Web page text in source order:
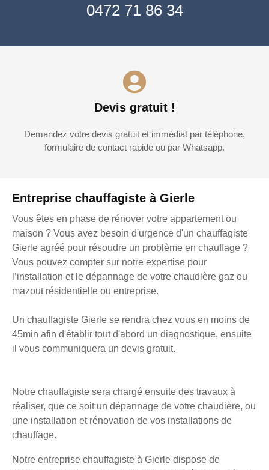
Entreprise chauffagiste à Gierle
Vous êtes en phase de rénover votre appartement ou
maison ? Vous avez besoin d'urgence d'un chauffagiste
Gierle agréé pour résoudre un problème en chauffage ?
Vous pouvez compter sur notre expertise pour
l’installation et le dépannage de votre chaudière gaz ou
mazout résidentielle ou entreprise.
Un chauffagiste Gierle se rendra chez vous en moins de
45min afin d'établir tout d'abord un diagnostique, ensuite
il vous communiquera un devis gratuit.
Notre chauffagiste sera chargé ensuite des travaux à
réaliser, que ce soit un dépannage de votre chaudière, ou
une installation et rénovation de vos installations de
chauffage.
Notre entreprise chauffagiste à Gierle dispose de
0472 71 86 34
Devis gratuit !
Demandez votre devis gratuit et immédiat par téléphone,
formulaire de contact rapide ou par Whatsapp.